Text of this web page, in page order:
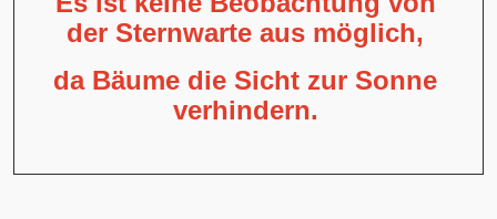
der Sternwarte aus möglich,
da Bäume die Sicht zur Sonne
verhindern.